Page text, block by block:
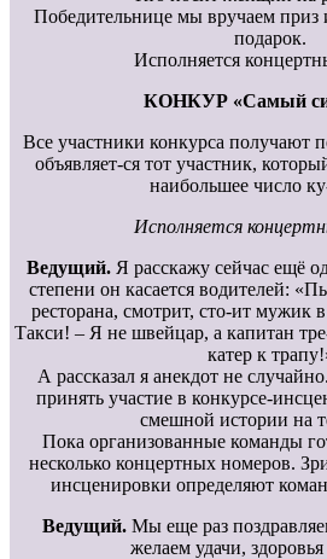
Победительнице мы вручаем
подарок.
Исполняется
КОНКУР «Самый
Все участники конкурса получают
объявляет-ся тот участник,
наибольшее число
Исполняется
Ведущий.Я расскажу сейчас ещё
степени он касается водителей:
ресторана, смотрит, сто-ит
Такси! – Я не швейцар, а капитан
катер к
А рассказал я анекдот не
принять участие в конкурсе-
смешной истории на
Пока организованные команды
несколько концертных номеров.
инсценировки определяют
Ведущий.Мы еще раз
желаем удачи, здоровья